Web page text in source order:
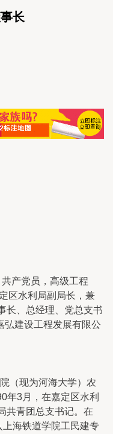
长
产党员，高级工程
区水利局副局长，兼
长、总经理、党总支书
弘建设工程发展有限公
（现为河海大学）农
年3月，在嘉定区水利
共青团总支书记。在
海铁道学院工民建专